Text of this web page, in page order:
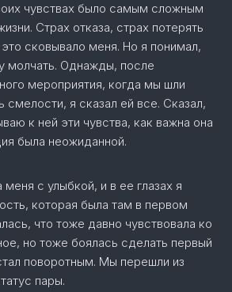
чувствах было самым сложным
Страх отказа, страх потерять
сковывало меня. Но я понимал,
молчать. Однажды, после
мероприятия, когда мы шли
я сказал ей все. Сказал,
к ней эти чувства, как важна она
была неожиданной.
с улыбкой, и в ее глазах я
которая была там в первом
что тоже давно чувствовала ко
но тоже боялась сделать первый
поворотным. Мы перешли из
пары.